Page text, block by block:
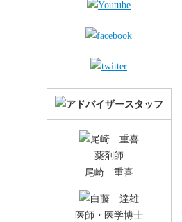
薬剤師
尾崎 重喜
医師・医学博士